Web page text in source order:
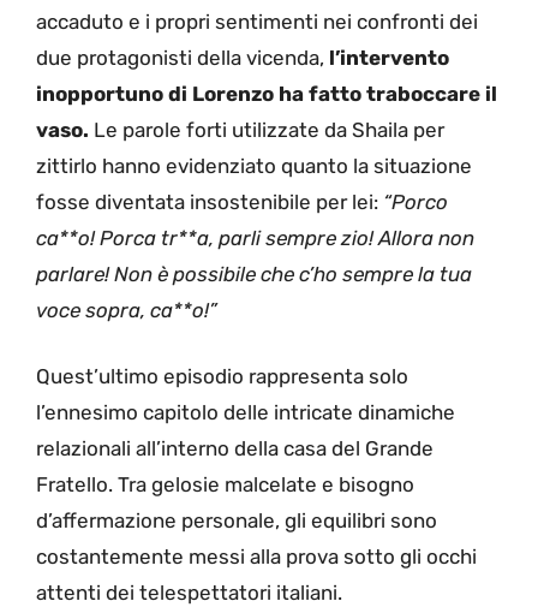
accaduto e i propri sentimenti nei confronti dei
due protagonisti della vicenda, l’intervento
inopportuno di Lorenzo ha fatto traboccare il
vaso. Le parole forti utilizzate da Shaila per
zittirlo hanno evidenziato quanto la situazione
fosse diventata insostenibile per lei: “Porco
ca**o! Porca tr**a, parli sempre zio! Allora non
parlare! Non è possibile che c’ho sempre la tua
voce sopra, ca**o!”
Quest’ultimo episodio rappresenta solo
l’ennesimo capitolo delle intricate dinamiche
relazionali all’interno della casa del Grande
Fratello. Tra gelosie malcelate e bisogno
d’affermazione personale, gli equilibri sono
costantemente messi alla prova sotto gli occhi
attenti dei telespettatori italiani.